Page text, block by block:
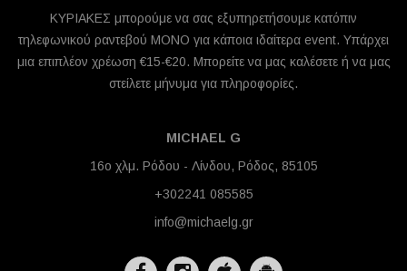
ΚΥΡΙΑΚΕΣ μπορούμε να σας εξυπηρετήσουμε κατόπιν
τηλεφωνικού ραντεβού ΜΟΝΟ για κάποια ιδαίτερα event. Υπάρχει
μια επιπλέον χρέωση €15-€20. Μπορείτε να μας καλέσετε ή να μας
στείλετε μήνυμα για πληροφορίες.
MICHAEL G
16ο χλμ. Ρόδου - Λίνδου, Ρόδος, 85105
+302241 085585
info@michaelg.gr